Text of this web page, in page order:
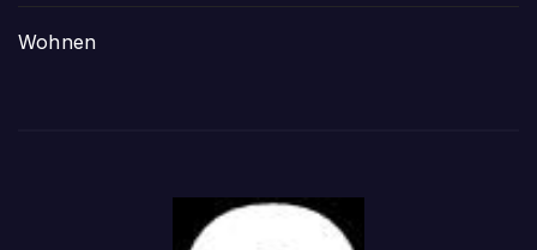
Wohnen